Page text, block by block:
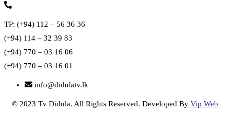
TP: (+94) 112 – 56 36 36
(+94) 114 – 32 39 83
(+94) 770 – 03 16 06
(+94) 770 – 03 16 01
info@didulatv.lk
© 2023 Tv Didula. All Rights Reserved. Developed By Vip Web